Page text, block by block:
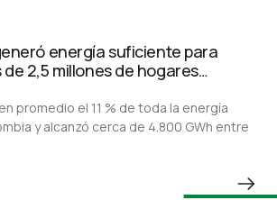
energía suficiente para
2,5 millones de hogares
promedio el 11 % de toda la energía
y alcanzó cerca de 4.800 GWh entre